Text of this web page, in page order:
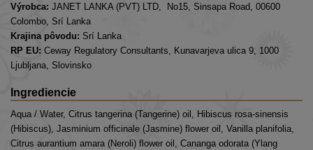
Výrobca: JANET LANKA (PVT) LTD, No15, Sinsapa Road, 00600
Colombo, Srí Lanka
Krajina pôvodu: Srí Lanka
RP EU: Ceway Regulatory Consultants, Kunavarjeva ulica 9, 1000
Ljubljana, Slovinsko
Ingrediencie
Aqua / Water, Citrus tangerina (Tangerine) oil, Hibiscus rosa-sinensis
(Hibiscus), Jasminium officinale (Jasmine) flower oil, Vanilla planifolia,
Citrus aurantium amara (Neroli) flower oil, Cananga odorata (Ylang